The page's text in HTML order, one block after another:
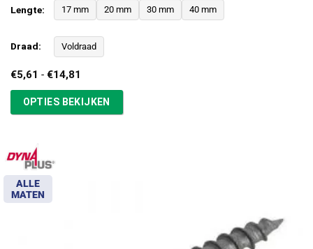
Lengte: 17 mm 20 mm 30 mm 40 mm
Draad: Voldraad
€5,61 - €14,81
tot
€14,81
OPTIES BEKIJKEN
ALLE
MATEN